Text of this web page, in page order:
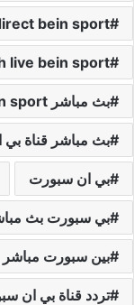
bein sport
live bein sport
بث مباشر bein sport
بث مباشر قناة
بي ان سبورت
بي سبورت بث
بين سبورت مباشر
تردد قناة بي ان